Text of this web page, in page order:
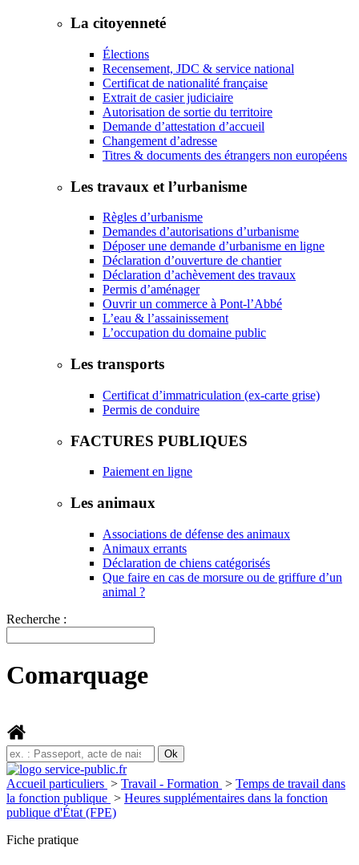
La citoyenneté
Élections
Recensement, JDC & service national
Certificat de nationalité française
Extrait de casier judiciaire
Autorisation de sortie du territoire
Demande d’attestation d’accueil
Changement d’adresse
Titres & documents des étrangers non européens
Les travaux et l’urbanisme
Règles d’urbanisme
Demandes d’autorisations d’urbanisme
Déposer une demande d’urbanisme en ligne
Déclaration d’ouverture de chantier
Déclaration d’achèvement des travaux
Permis d’aménager
Ouvrir un commerce à Pont-l’Abbé
L’eau & l’assainissement
L’occupation du domaine public
Les transports
Certificat d’immatriculation (ex-carte grise)
Permis de conduire
FACTURES PUBLIQUES
Paiement en ligne
Les animaux
Associations de défense des animaux
Animaux errants
Déclaration de chiens catégorisés
Que faire en cas de morsure ou de griffure d’un
animal ?
Recherche :
Comarquage
Accueil particuliers > Travail - Formation > Temps de travail dans
la fonction publique > Heures supplémentaires dans la fonction
publique d'État (FPE)
Fiche pratique